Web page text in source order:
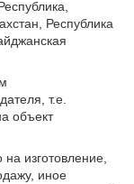
Республика
т.е.
объект
изготовление,
иное